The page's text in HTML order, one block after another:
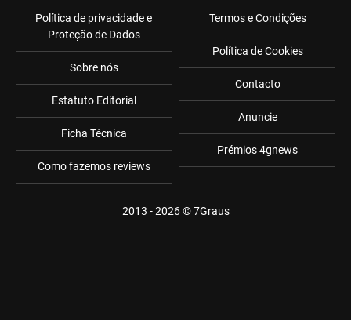
Política de privacidade e
Proteção de Dados
Sobre nós
Estatuto Editorial
Ficha Técnica
Como fazemos reviews
Termos e Condições
Política de Cookies
Contacto
Anuncie
Prémios 4gnews
2013 - 2026 ©7Graus